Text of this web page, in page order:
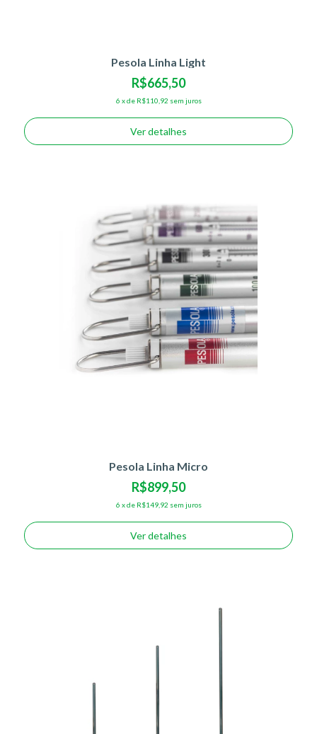
Pesola Linha Light
R$665,50
6 xde R$110,92 sem juros
Ver detalhes
Pesola Linha Micro
R$899,50
6 xde R$149,92 sem juros
Ver detalhes